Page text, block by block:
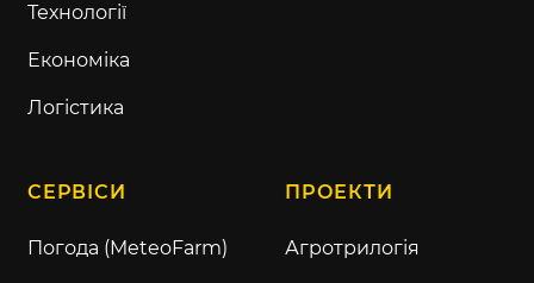
Технології
Економіка
Логістика
СЕРВІСИ
Погода (MeteoFarm)
ПРОЕКТИ
Агротрилогія